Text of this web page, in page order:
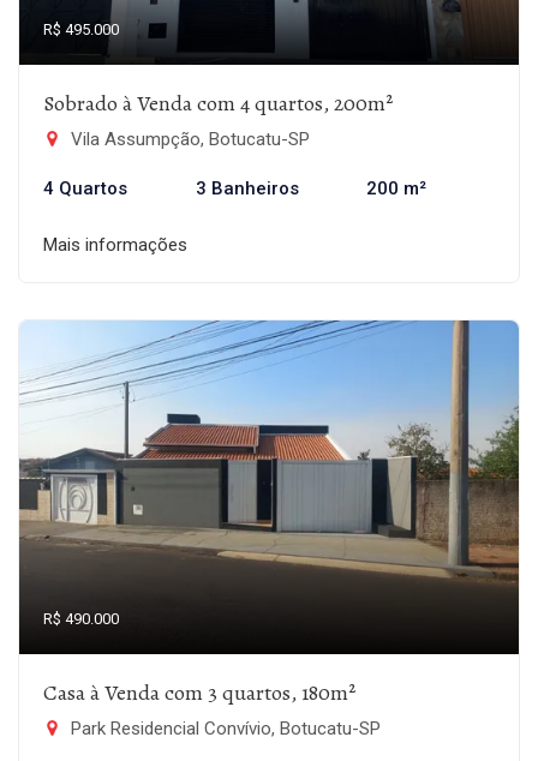
R$ 495.000
Sobrado à Venda com 4 quartos, 200m²
Vila Assumpção, Botucatu-SP
4 Quartos 3 Banheiros 200 m²
Mais informações
R$ 490.000
Casa à Venda com 3 quartos, 180m²
Park Residencial Convívio, Botucatu-SP